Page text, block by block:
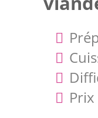
Prix